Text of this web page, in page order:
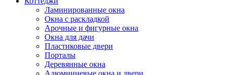
Ламинированные окна
Окна с раскладкой
Арочные и фигурные окна
Окна для дачи
Пластиковые двери
Порталы
Деревянные окна